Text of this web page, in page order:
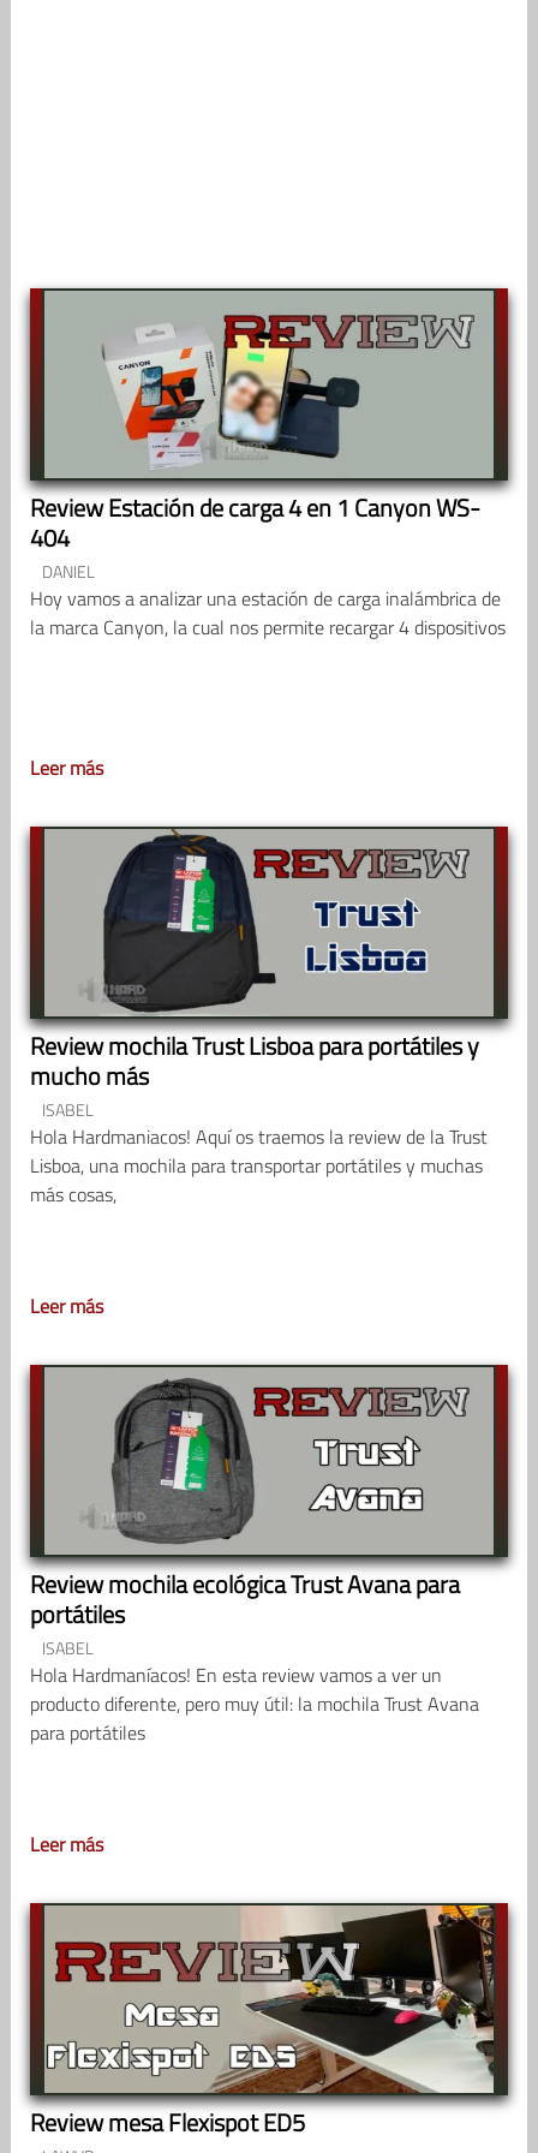
Review Estación de carga 4 en 1 Canyon WS-
404
DANIEL
Hoy vamos a analizar una estación de carga inalámbrica de
la marca Canyon, la cual nos permite recargar 4 dispositivos
Leer más
Review mochila Trust Lisboa para portátiles y
mucho más
ISABEL
Hola Hardmaniacos! Aquí os traemos la review de la Trust
Lisboa, una mochila para transportar portátiles y muchas
más cosas,
Leer más
Review mochila ecológica Trust Avana para
portátiles
ISABEL
Hola Hardmaníacos! En esta review vamos a ver un
producto diferente, pero muy útil: la mochila Trust Avana
para portátiles
Leer más
Review mesa Flexispot ED5